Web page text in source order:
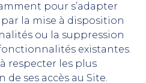
pour s’adapter
la mise à disposition
ou la suppression
existantes.
respecter les plus
de ses accès au Site.